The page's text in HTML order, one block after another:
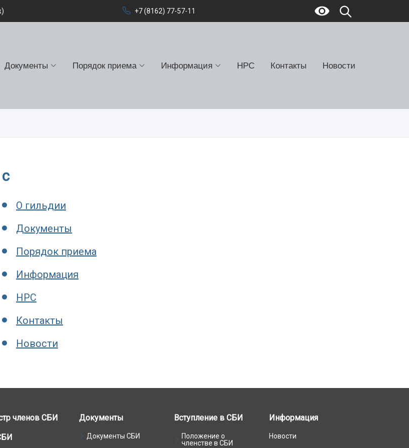
+7 (8162) 77-57-11
Документы Порядок приема Информация НРС Контакты Новости
c
О гильдии
Документы
Порядок приема
Информация
НРС
Контакты
Новости
членов СБИ Документы
Документы СБИ
Вступление в СБИ
Положение о
членстве в СБИ
Информация
Новости